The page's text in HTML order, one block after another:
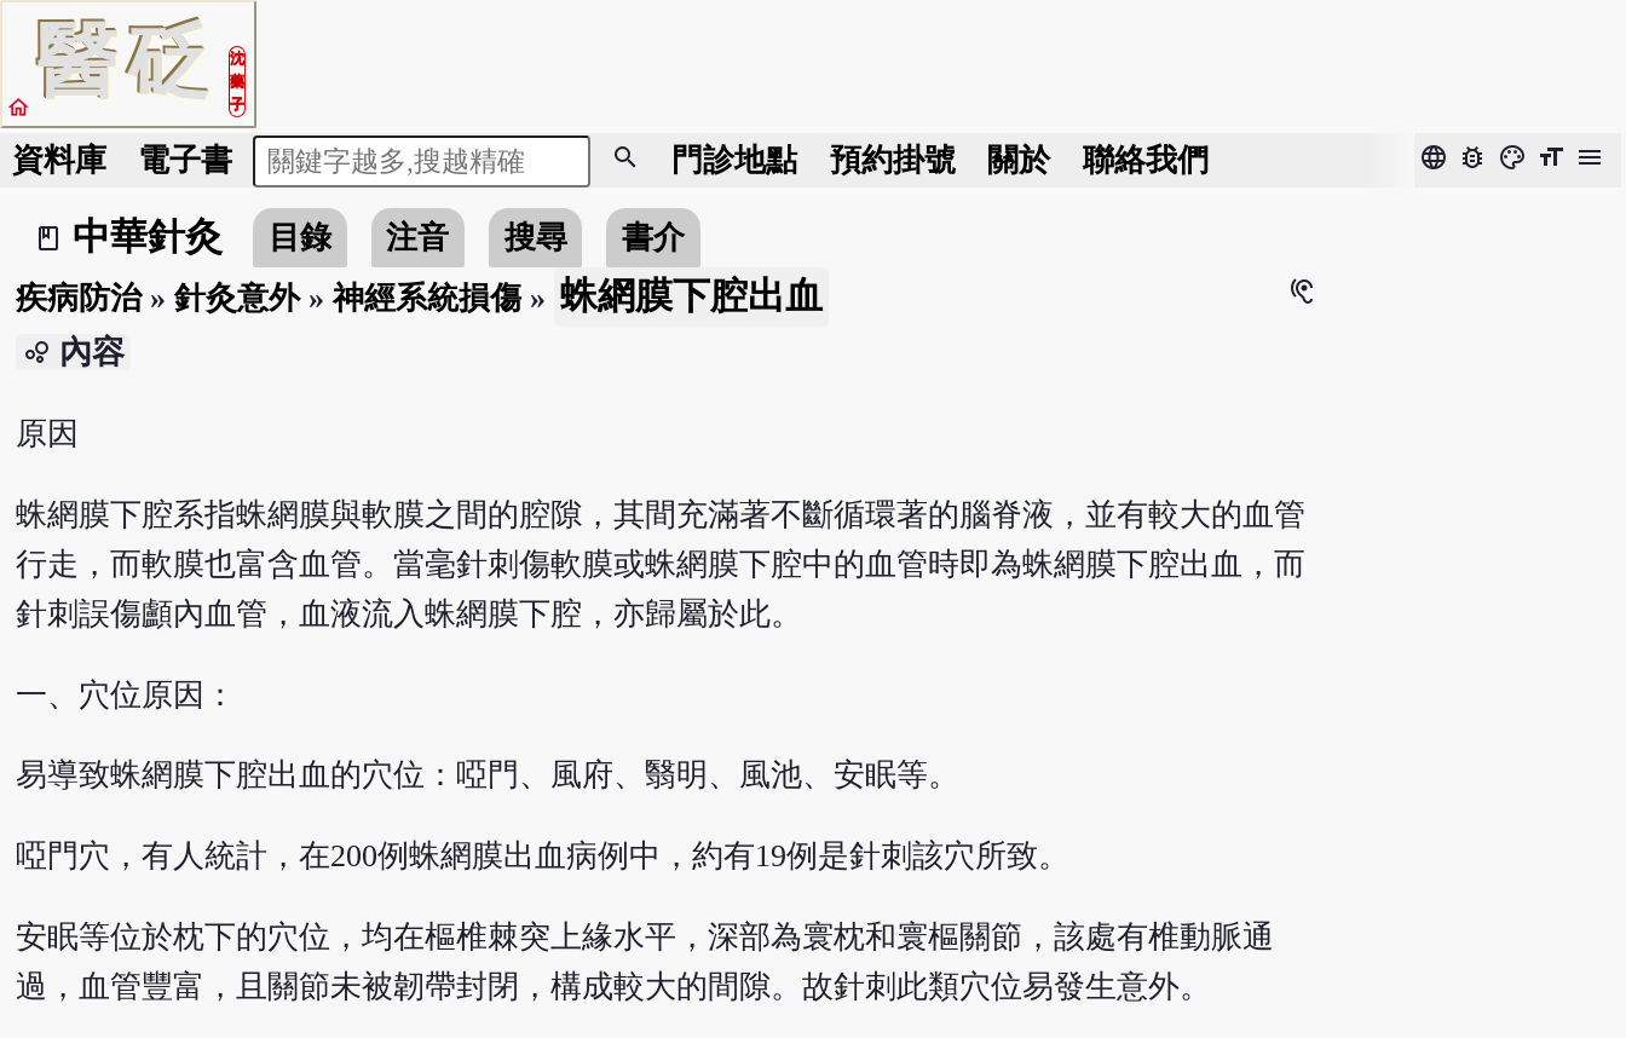
醫砭
沈
藥
子
home
資料庫 電子書 search 門診地點 預約掛號 關於 聯絡我們 language bug_report color_lens format_size menu
book_2
中華針灸 目錄 注音 搜尋
書介
疾病防治» 針灸意外»神經系統損傷» 蛛網膜下腔出血 hearing
bubble_chart 內容
原因
蛛網膜下腔系指蛛網膜與軟膜之間的腔隙，其間充滿著不斷循環著的腦脊液，並有較大的血管
行走，而軟膜也富含血管。當毫針刺傷軟膜或蛛網膜下腔中的血管時即為蛛網膜下腔出血，而
針刺誤傷顱內血管，血液流入蛛網膜下腔，亦歸屬於此。
一、穴位原因：
易導致蛛網膜下腔出血的穴位：啞門、風府、翳明、風池、安眠等。
啞門穴，有人統計，在200例蛛網膜出血病例中，約有19例是針刺該穴所致。
安眠等位於枕下的穴位，均在樞椎棘突上緣水平，深部為寰枕和寰樞關節，該處有椎動脈通
過，血管豐富，且關節未被韌帶封閉，構成較大的間隙。故針刺此類穴位易發生意外。